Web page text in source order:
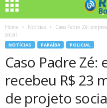
Home Notícias
Caso Padre Zé:
social
NOTÍCIAS PARAÍBA POLICIAL
Caso Padre Zé:
recebeu R$ 23
de projeto